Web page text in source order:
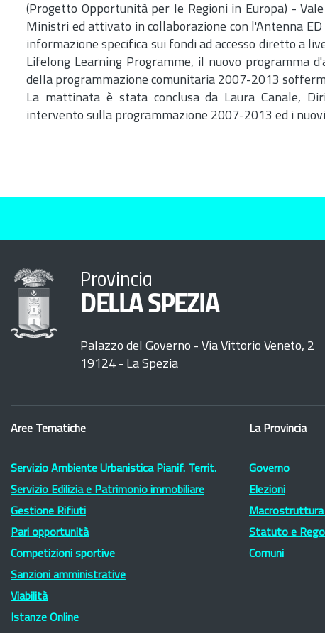
(Progetto Opportunità per le Regioni in Europa) -
Ministri ed attivato in collaborazione con l'Antenna
informazione specifica sui fondi ad accesso diretto a
Lifelong Learning Programme, il nuovo programma
della programmazione comunitaria 2007-2013
La mattinata è stata conclusa da Laura Canale,
intervento sulla programmazione 2007-2013 ed i
Provincia
DELLA SPEZIA
Palazzo del Governo - Via Vittorio Veneto, 2
19124 - La Spezia
Aree Tematiche
Servizio Ambiente Urbanistica Pianif. Territ.
Servizio Edilizia e Patrimonio immobiliare
Gestione Rifiuti
Pari opportunità
Competizioni sportive
Sanzioni amministrative
Viabilità
Istanze Online
La Provincia
Governo
Elezioni
Macrostruttura
Statuto e
Comuni